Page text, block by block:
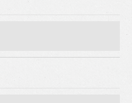
必要な範囲において、